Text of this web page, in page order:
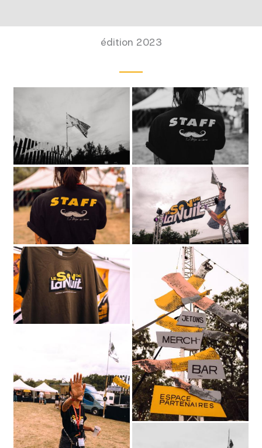
édition 2023